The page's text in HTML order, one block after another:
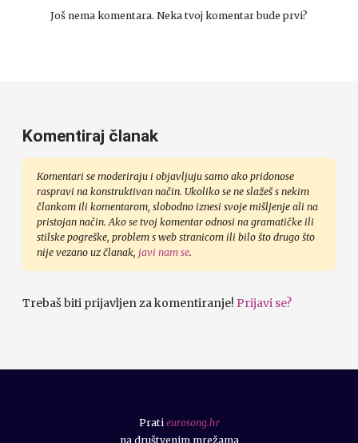
Još nema komentara. Neka tvoj komentar bude prvi?
Komentiraj članak
Komentari se moderiraju i objavljuju samo ako pridonose
raspravi na konstruktivan način. Ukoliko se ne slažeš s nekim
člankom ili komentarom, slobodno iznesi svoje mišljenje ali na
pristojan način. Ako se tvoj komentar odnosi na gramatičke ili
stilske pogreške, problem s web stranicom ili bilo što drugo što
nije vezano uz članak, javi nam se.
Trebaš biti prijavljen za komentiranje! Prijavi se?
Prati eurosong.hr
na društvenim mrežama